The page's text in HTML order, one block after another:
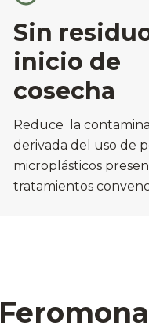
Sin
inicio de
cosecha
Reduce la
derivada del uso de
microplásticos
tratamientos